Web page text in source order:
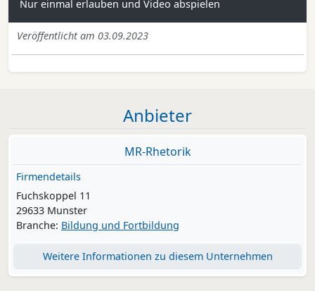
Nur einmal erlauben und Video abspielen
Veröffentlicht am 03.09.2023
Anbieter
MR-Rhetorik
Firmendetails
Fuchskoppel 11
29633 Munster
Branche: Bildung und Fortbildung
Weitere Informationen zu diesem Unternehmen